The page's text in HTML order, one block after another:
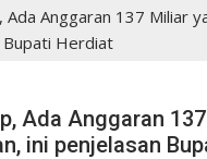
Ada Anggaran 137 Miliar
Bupati Herdiat
Ada Anggaran
ini penjelasan